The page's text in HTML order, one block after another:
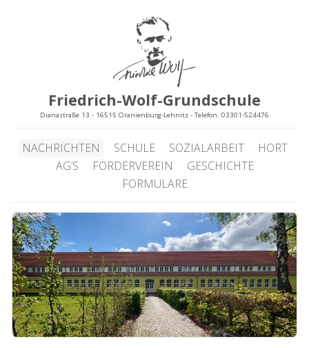
Friedrich-Wolf-Grundschule
Dianastraße 13 - 16515 Oranienburg-Lehnitz - Telefon: 03301-524476
NACHRICHTEN SCHULE SOZIALARBEIT
HORT
AG’S
FÖRDERVEREIN
GESCHICHTE
FORMULARE